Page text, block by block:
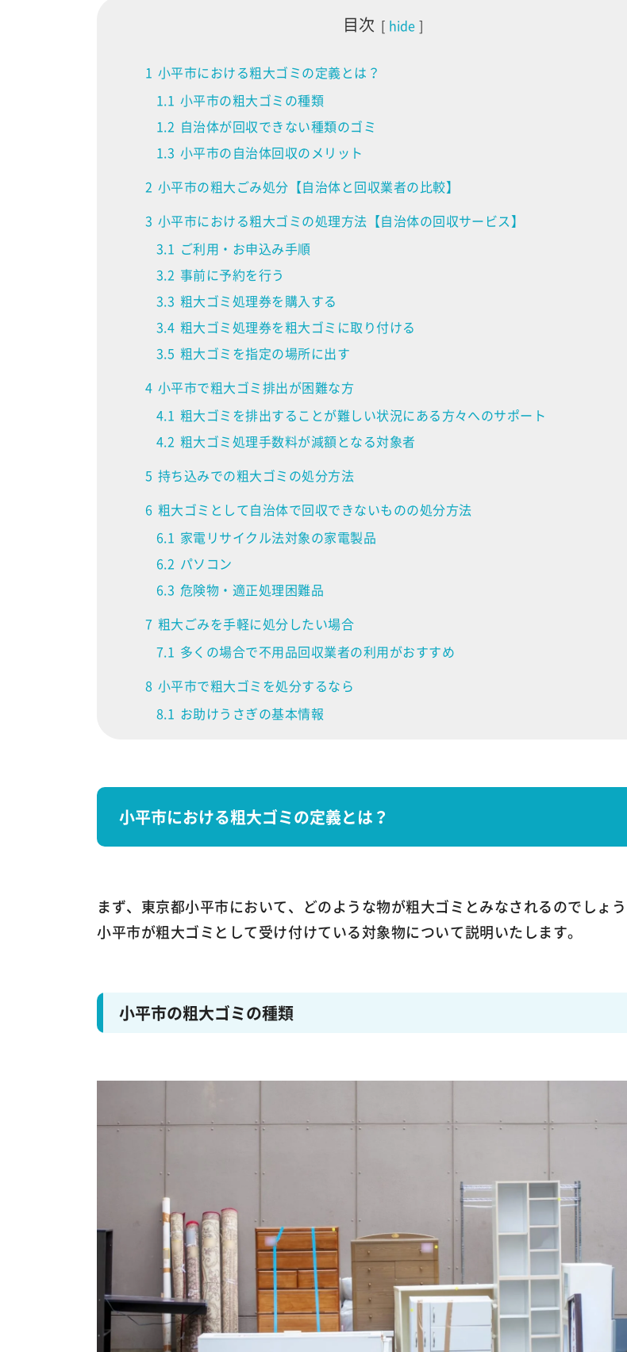
目次 hide
1 小平市における粗大ゴミの定義とは？
1.1 小平市の粗大ゴミの種類
1.2 自治体が回収できない種類のゴミ
1.3 小平市の自治体回収のメリット
2 小平市の粗大ごみ処分【自治体と回収業者の比較】
3 小平市における粗大ゴミの処理方法【自治体の回収サービス】
3.1 ご利用・お申込み手順
3.2 事前に予約を行う
3.3 粗大ゴミ処理券を購入する
3.4 粗大ゴミ処理券を粗大ゴミに取り付ける
3.5 粗大ゴミを指定の場所に出す
4 小平市で粗大ゴミ排出が困難な方
4.1 粗大ゴミを排出することが難しい状況にある方々へのサポート
4.2 粗大ゴミ処理手数料が減額となる対象者
5 持ち込みでの粗大ゴミの処分方法
6 粗大ゴミとして自治体で回収できないものの処分方法
6.1 家電リサイクル法対象の家電製品
6.2 パソコン
6.3 危険物・適正処理困難品
7 粗大ごみを手軽に処分したい場合
7.1 多くの場合で不用品回収業者の利用がおすすめ
8 小平市で粗大ゴミを処分するなら
8.1 お助けうさぎの基本情報
小平市における粗大ゴミの定義とは？
まず、東京都小平市において、どのような物が粗大ゴミとみなされるのでしょ
小平市が粗大ゴミとして受け付けている対象物について説明いたします。
小平市の粗大ゴミの種類